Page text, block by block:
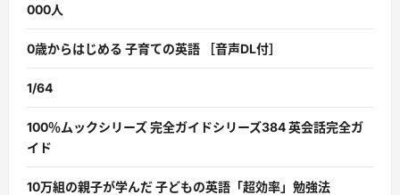
000人
0歳からはじめる 子育ての英語 ［音声DL付］
1/64
100％ムックシリーズ 完全ガイドシリーズ384 英会話完全ガ
イド
10万組の親子が学んだ 子どもの英語「超効率」勉強法